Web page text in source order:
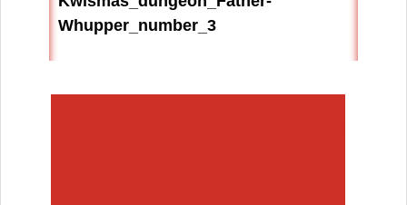
Whupper_number_3